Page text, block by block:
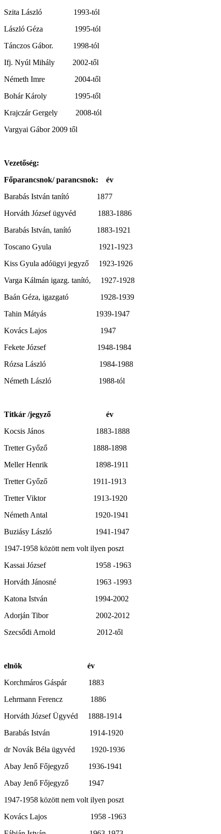
Szita László 1993-tól
László Géza 1995-tól
Tánczos Gábor. 1998-tól
Ifj. Nyúl Mihály 2002-től
Németh Imre 2004-től
Bohár Károly 1995-től
Krajczár Gergely 2008-tól
Vargyai Gábor 2009 től
Vezetőség:
Főparancsnok/ parancsnok: év
Barabás István tanító 1877
Horváth József ügyvéd 1883-1886
Barabás István, tanító 1883-1921
Toscano Gyula 1921-1923
Kiss Gyula adóügyi jegyző 1923-1926
Varga Kálmán igazg. tanító, 1927-1928
Baán Géza, igazgató 1928-1939
Tahin Mátyás 1939-1947
Kovács Lajos 1947
Fekete József 1948-1984
Rózsa László 1984-1988
Németh László 1988-tól
Titkár /jegyző év
Kocsis János 1883-1888
Tretter Győző 1888-1898
Meller Henrik 1898-1911
Tretter Győző 1911-1913
Tretter Viktor 1913-1920
Németh Antal 1920-1941
Buziásy László 1941-1947
1947-1958 között nem volt ilyen poszt
Kassai József 1958 -1963
Horváth Jánosné 1963 -1993
Katona István 1994-2002
Adorján Tibor 2002-2012
Szecsődi Arnold 2012-től
elnök év
Korchmáros Gáspár 1883
Lehrmann Ferencz 1886
Horváth József Ügyvéd 1888-1914
Barabás István 1914-1920
dr Novák Béla ügyvéd 1920-1936
Abay Jenő Főjegyző 1936-1941
Abay Jenő Főjegyző 1947
1947-1958 között nem volt ilyen poszt
Kovács Lajos 1958 -1963